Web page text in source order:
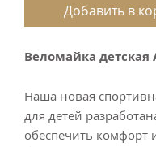
Добавить в
Веломайка детская
Наша новая
для детей
обеспечить комфорт